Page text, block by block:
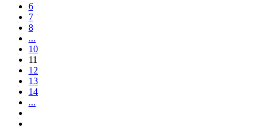
6
7
8
...
10
11
12
13
14
...